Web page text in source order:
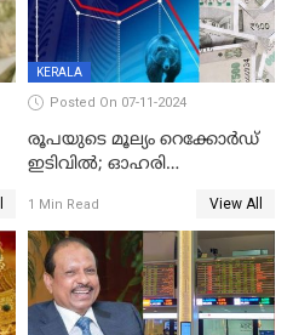
KERALA
Posted On 07-11-2024
രൂപയുടെ മൂല്യം റെക്കോർഡ്
ഇടിവിൽ; ഓഹരി
സെന്‍സെക്‌സ് 80,000ല്‍
താഴെ
1 Min Read View All